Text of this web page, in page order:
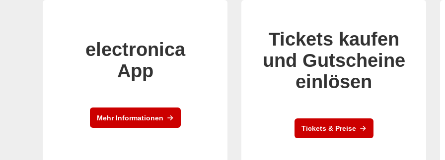
electronica
App
Mehr Informationen
Tickets kaufen
und Gutscheine
einlösen
Tickets & Preise